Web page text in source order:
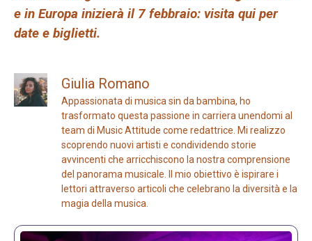
e in Europa inizierà il 7 febbraio: visita qui per
date e biglietti.
Giulia Romano
Appassionata di musica sin da bambina, ho
trasformato questa passione in carriera unendomi al
team di Music Attitude come redattrice. Mi realizzo
scoprendo nuovi artisti e condividendo storie
avvincenti che arricchiscono la nostra comprensione
del panorama musicale. Il mio obiettivo è ispirare i
lettori attraverso articoli che celebrano la diversità e la
magia della musica.